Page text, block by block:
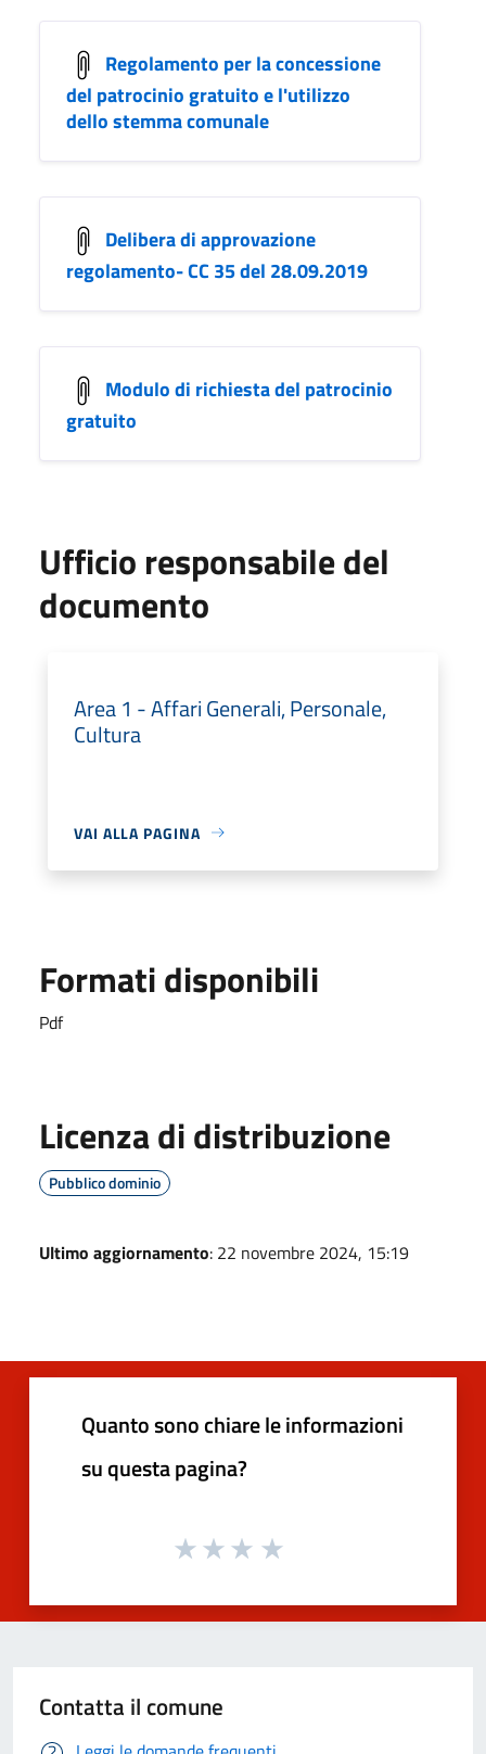
Regolamento per la concessione
del patrocinio gratuito e l'utilizzo
dello stemma comunale
Delibera di approvazione
regolamento- CC 35 del 28.09.2019
Modulo di richiesta del patrocinio
gratuito
Ufficio responsabile del
documento
Area 1 - Affari Generali, Personale,
Cultura
VAI ALLA PAGINA
Formati disponibili
Pdf
Licenza di distribuzione
Pubblico dominio
Ultimo aggiornamento: 22 novembre 2024, 15:19
Quanto sono chiare le informazioni
su questa pagina?
Contatta il comune